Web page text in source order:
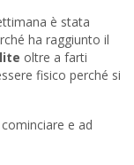
è stata
ha raggiunto il
oltre a farti
fisico perché si
e ad